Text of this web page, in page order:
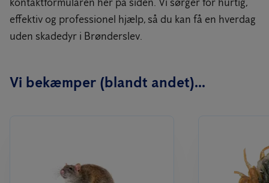
effektiv og professionel hjælp, så du kan få en hverdag
uden skadedyr i Brønderslev.
Vi bekæmper (blandt andet)...